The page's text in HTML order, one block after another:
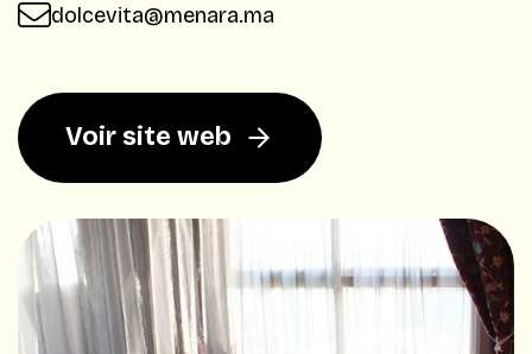
dolcevita@menara.ma
Voir site web